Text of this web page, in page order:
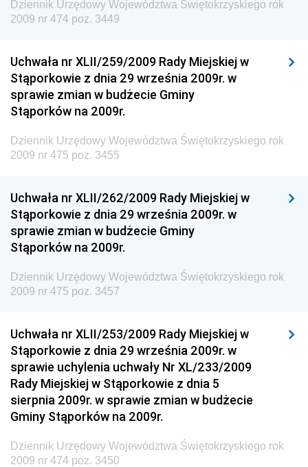
Dziennik Urzędowy Ministra Środowiska i Głównego
Inspektora Ochrony Środowiska
Dziennik Urzędowy Ministerstwa Kultury, Dziedzictwa
Narodowego i Sportu
Dziennik Urzędowy Ministra Finansów, Funduszy i
Dziennik Urzędowy Ministra Rozwoju, Pracy i
Dziennik Urzędowy Ministra Kultury, Dziedzictwa
Narodowego i Sportu
Dziennik Urzędowy Ministra Rodziny i Polityki
Społecznej
Dziennik Urzędowy Komendy Głównej Straży
Granicznej
Drogowego
Dziennik Urzędowy Narodowego Banku Polskiego
Dziennik Urzędowy Komendy Głównej Policji
Dziennik Urzędowy Ministra Pracy i Polityki
Społecznej
Dziennik Urzędowy Ministra Transportu, Budownictwa
i Gospodarki Morskiej
Dziennik Urzędowy Województwa Świętokrzyskiego rok
2009 nr 474 poz. 3449
Uchwała nr XLII/259/2009 Rady Miejskiej w
Stąporkowie z dnia 29 września 2009r. w
sprawie zmian w budżecie Gminy
Stąporków na 2009r.
Dziennik Urzędowy Województwa Świętokrzyskiego rok
2009 nr 475 poz. 3455
Uchwała nr XLII/262/2009 Rady Miejskiej w
Stąporkowie z dnia 29 września 2009r. w
sprawie zmian w budżecie Gminy
Stąporków na 2009r.
Dziennik Urzędowy Województwa Świętokrzyskiego rok
2009 nr 475 poz. 3457
Uchwała nr XLII/253/2009 Rady Miejskiej w
Stąporkowie z dnia 29 września 2009r. w
sprawie uchylenia uchwały Nr XL/233/2009
Rady Miejskiej w Stąporkowie z dnia 5
sierpnia 2009r. w sprawie zmian w budżecie
Gminy Stąporków na 2009r.
Dziennik Urzędowy Województwa Świętokrzyskiego rok
2009 nr 474 poz. 3450